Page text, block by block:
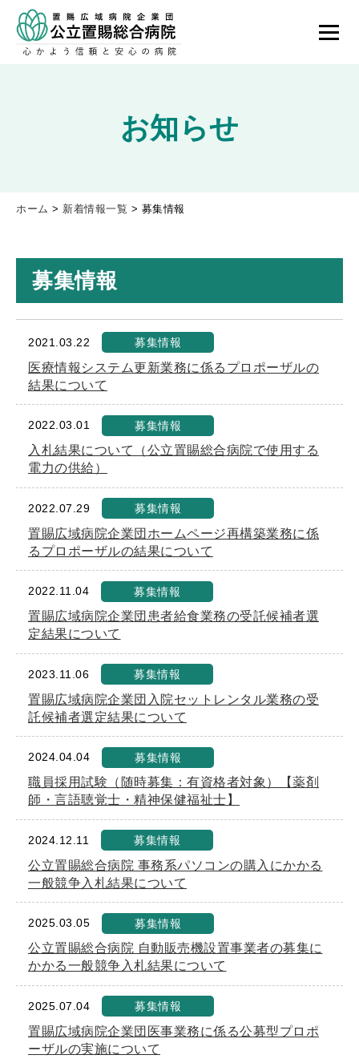
お知らせ
ホーム > 新着情報一覧 > 募集情報
募集情報
2021.03.22 募集情報
医療情報システム更新業務に係るプロポーザルの
結果について
2022.03.01 募集情報
入札結果について（公立置賜総合病院で使用する
電力の供給）
2022.07.29 募集情報
置賜広域病院企業団ホームページ再構築業務に係
るプロポーザルの結果について
2022.11.04 募集情報
置賜広域病院企業団患者給食業務の受託候補者選
定結果について
2023.11.06 募集情報
置賜広域病院企業団入院セットレンタル業務の受
託候補者選定結果について
2024.04.04 募集情報
職員採用試験（随時募集：有資格者対象）【薬剤
師・言語聴覚士・精神保健福祉士】
2024.12.11 募集情報
公立置賜総合病院 事務系パソコンの購入にかかる
一般競争入札結果について
2025.03.05 募集情報
公立置賜総合病院 自動販売機設置事業者の募集に
かかる一般競争入札結果について
2025.07.04 募集情報
置賜広域病院企業団医事業務に係る公募型プロポ
ーザルの実施について